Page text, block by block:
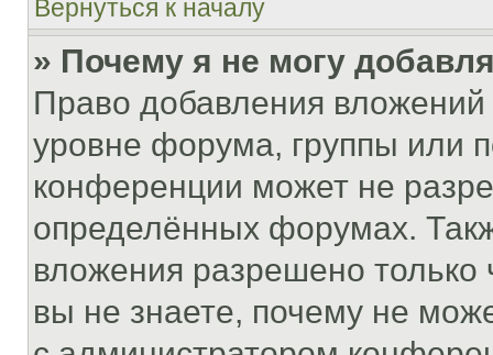
Вернуться к началу
» Почему я не могу
Право добавления
уровне форума, группы или
конференции может не
определённых форумах.
вложения разрешено
вы не знаете, почему не